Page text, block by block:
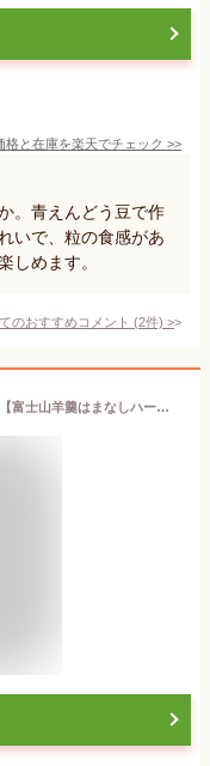
格と在庫を楽天でチェック >>
。青えんどう豆で作
いで、粒の食感があ
しめます。
のおすすめコメント (2件) >
新しくなりました！！富士山が浮き出る【富士山羊羹はまなしハーフサイズ】和菓子/和スイーツ/スイーツ/羊羹ようかん/はまなし/銘菓/お土産/山梨/山梨県/お取り寄せ/食べきりサイズ/おもてなし/敬老の日/七五三/お礼